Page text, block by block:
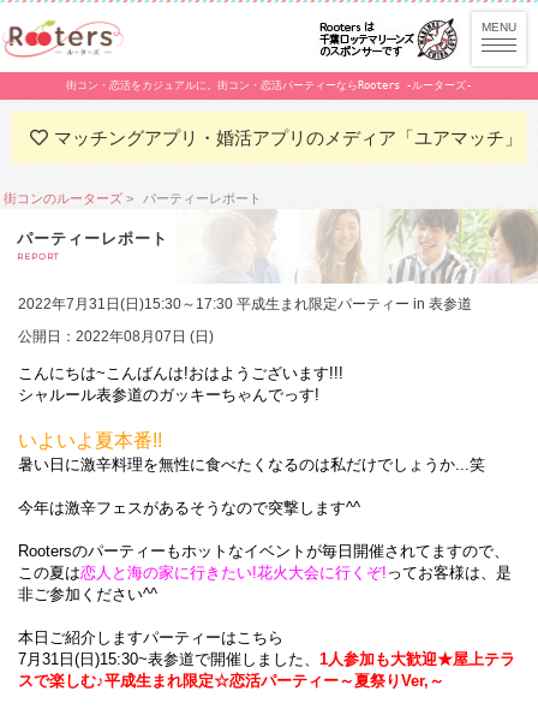
街コン・恋活をカジュアルに。街コン・恋活パーティーならRooters -ルーターズ-
マッチングアプリ・婚活アプリのメディア「ユアマッチ」
街コンのルーターズ パーティーレポート
パーティーレポート
REPORT
2022年7月31日(日)15:30～17:30 平成生まれ限定パーティー in 表参道
公開日：2022年08月07日 (日)
こんにちは~こんばんは!おはようございます!!!
シャルール表参道のガッキーちゃんでっす!
いよいよ夏本番!!
暑い日に激辛料理を無性に食べたくなるのは私だけでしょうか...笑
今年は激辛フェスがあるそうなので突撃します^^
Rootersのパーティーもホットなイベントが毎日開催されてますので、
この夏は恋人と海の家に行きたい!花火大会に行くぞ! ってお客様は、是
非ご参加ください^^
本日ご紹介しますパーティーはこちら
7月31日(日)15:30~表参道で開催しました、 1人参加も大歓迎★屋上テラ
スで楽しむ♪平成生まれ限定☆恋活パーティー～夏祭りVer,～